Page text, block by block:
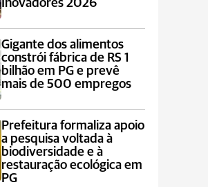
Inovadores 2026
Gigante dos alimentos
constrói fábrica de RS 1
bilhão em PG e prevê
mais de 500 empregos
Prefeitura formaliza apoio
a pesquisa voltada à
biodiversidade e à
restauração ecológica em
PG